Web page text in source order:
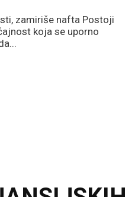
zamiriše nafta Postoji
koja se uporno